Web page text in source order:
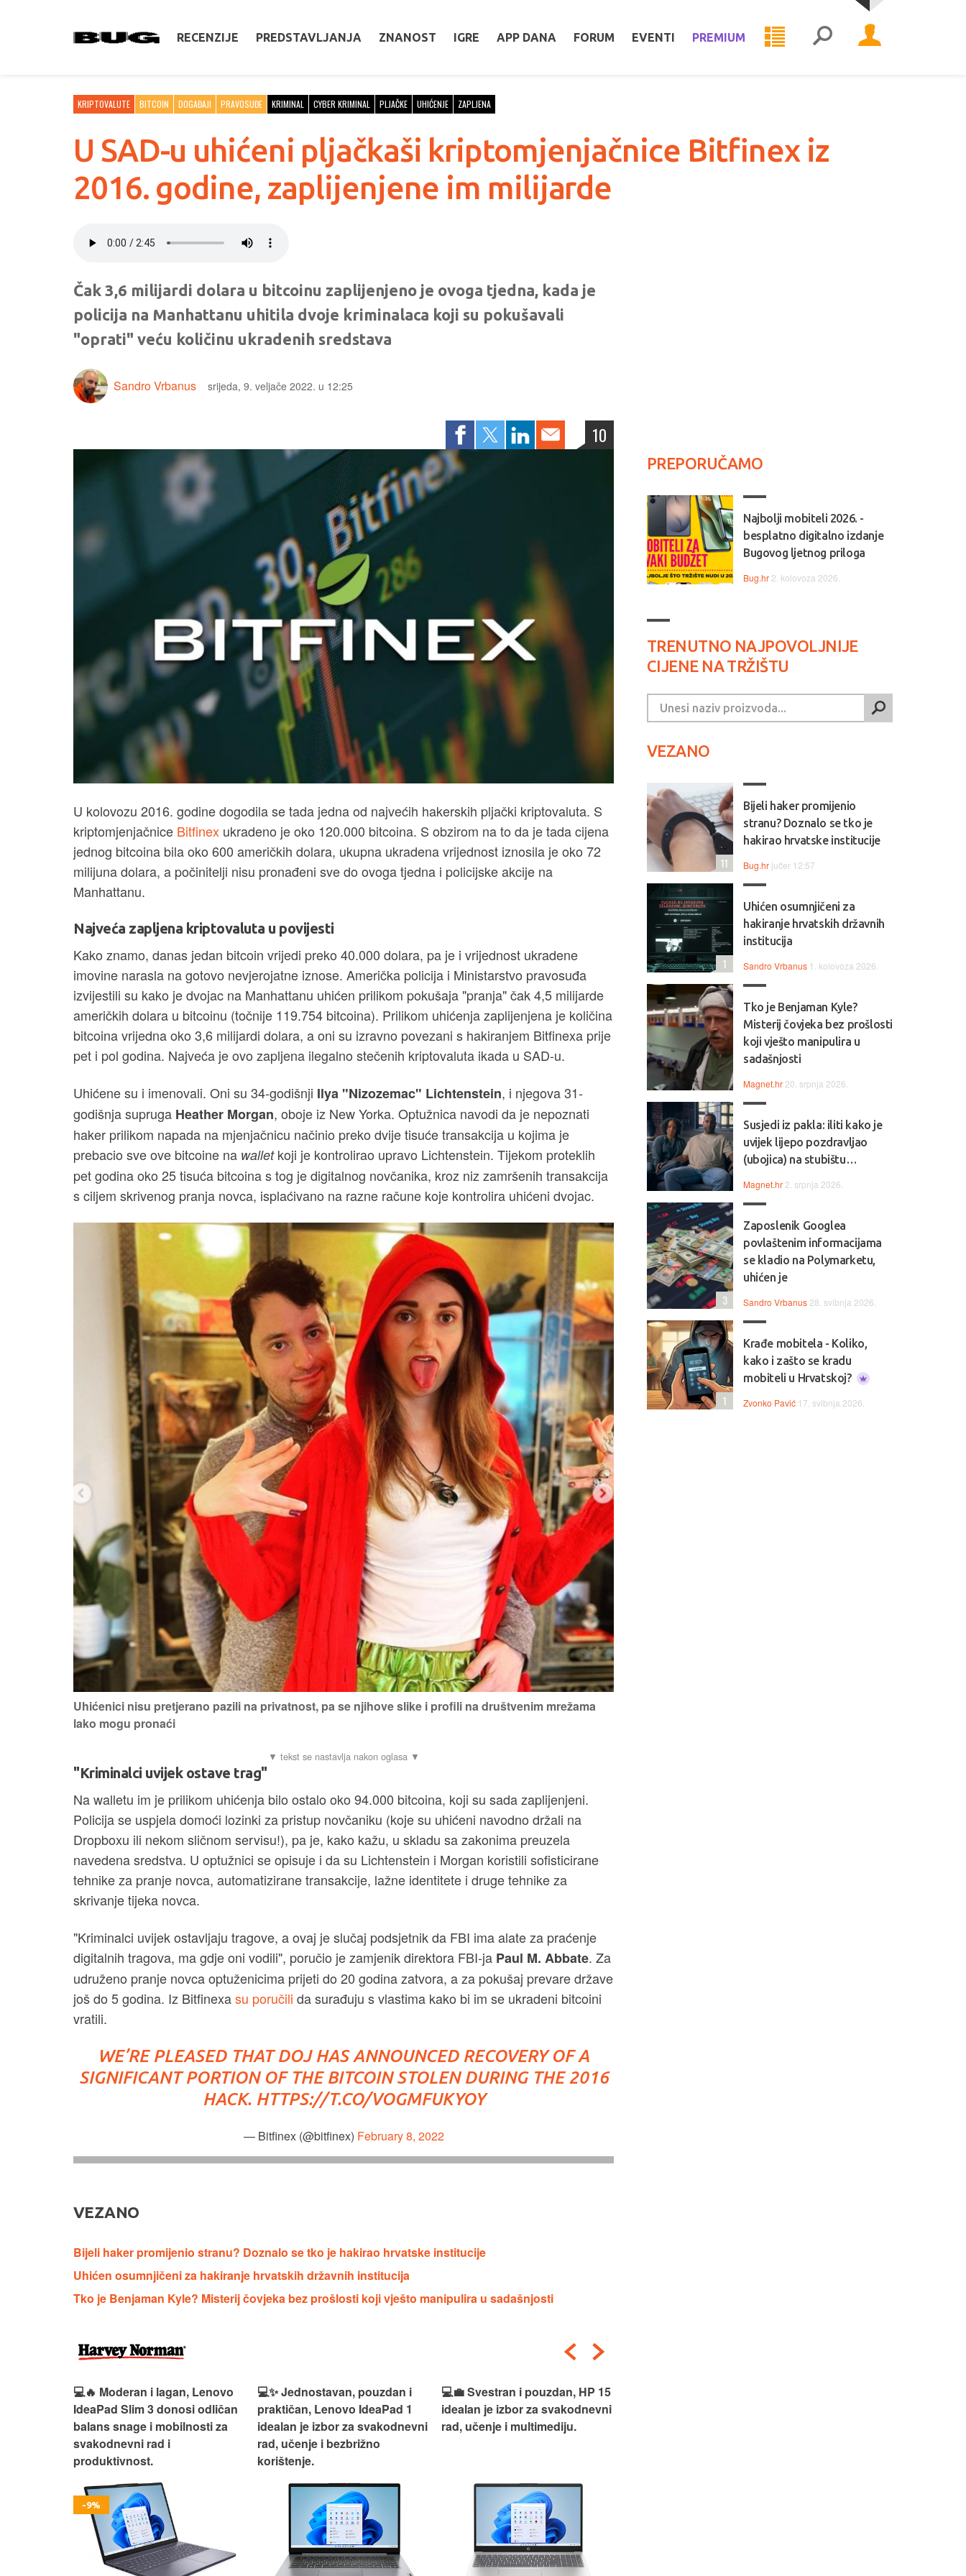
RECENZIJE PREDSTAVLJANJA ZNANOST IGRE APP DANA FORUM EVENTI PREMIUM
KRIPTOVALUTE BITCOIN DOGAĐAJI PRAVOSUĐE KRIMINAL CYBER KRIMINAL PLJAČKE UHIĆENJE ZAPLJENA
U SAD-u uhićeni pljačkaši kriptomjenjačnice Bitfinex iz
2016. godine, zaplijenjene im milijarde
Čak 3,6 milijardi dolara u bitcoinu zaplijenjeno je ovoga tjedna, kada je
policija na Manhattanu uhitila dvoje kriminalaca koji su pokušavali
"oprati" veću količinu ukradenih sredstava
Sandro Vrbanus srijeda, 9. veljače 2022. u 12:25
10
U kolovozu 2016. godine dogodila se tada jedna od najvećih hakerskih pljački kriptovaluta. S
kriptomjenjačnice Bitfinex ukradeno je oko 120.000 bitcoina. S obzirom na to da je tada cijena
jednog bitcoina bila oko 600 američkih dolara, ukupna ukradena vrijednost iznosila je oko 72
milijuna dolara, a počinitelji nisu pronađeni sve do ovoga tjedna i policijske akcije na
Manhattanu.
Najveća zapljena kriptovaluta u povijesti
Kako znamo, danas jedan bitcoin vrijedi preko 40.000 dolara, pa je i vrijednost ukradene
imovine narasla na gotovo nevjerojatne iznose. Američka policija i Ministarstvo pravosuđa
izvijestili su kako je dvojac na Manhattanu uhićen prilikom pokušaja "pranja" čak 4,5 milijarde
američkih dolara u bitcoinu (točnije 119.754 bitcoina). Prilikom uhićenja zaplijenjena je količina
bitcoina vrijedna oko 3,6 milijardi dolara, a oni su izravno povezani s hakiranjem Bitfinexa prije
pet i pol godina. Najveća je ovo zapljena ilegalno stečenih kriptovaluta ikada u SAD-u.
Uhićene su i imenovali. Oni su 34-godišnji Ilya "Nizozemac" Lichtenstein, i njegova 31-
godišnja supruga Heather Morgan, oboje iz New Yorka. Optužnica navodi da je nepoznati
haker prilikom napada na mjenjačnicu načinio preko dvije tisuće transakcija u kojima je
prebacio sve ove bitcoine na walletkoji je kontrolirao upravo Lichtenstein. Tijekom proteklih
pet godina oko 25 tisuća bitcoina s tog je digitalnog novčanika, kroz niz zamršenih transakcija
s ciljem skrivenog pranja novca, isplaćivano na razne račune koje kontrolira uhićeni dvojac.
Uhićenici nisu pretjerano pazili na privatnost, pa se njihove slike i profili na društvenim mrežama
lako mogu pronaći
"Kriminalci uvijek ostave trag"
Na walletu im je prilikom uhićenja bilo ostalo oko 94.000 bitcoina, koji su sada zaplijenjeni.
Policija se uspjela domoći lozinki za pristup novčaniku (koje su uhićeni navodno držali na
Dropboxu ili nekom sličnom servisu!), pa je, kako kažu, u skladu sa zakonima preuzela
navedena sredstva. U optužnici se opisuje i da su Lichtenstein i Morgan koristili sofisticirane
tehnike za pranje novca, automatizirane transakcije, lažne identitete i druge tehnike za
skrivanje tijeka novca.
"Kriminalci uvijek ostavljaju tragove, a ovaj je slučaj podsjetnik da FBI ima alate za praćenje
digitalnih tragova, ma gdje oni vodili", poručio je zamjenik direktora FBI-ja Paul M. Abbate. Za
udruženo pranje novca optuženicima prijeti do 20 godina zatvora, a za pokušaj prevare države
još do 5 godina. Iz Bitfinexasu poručili da surađuju s vlastima kako bi im se ukradeni bitcoini
vratili.
WE’RE PLEASED THAT DOJ HAS ANNOUNCED RECOVERY OF A
SIGNIFICANT PORTION OF THE BITCOIN STOLEN DURING THE 2016
HACK. HTTPS://T.CO/VOGMFUKYOY
— Bitfinex (@bitfinex) February 8, 2022
VEZANO
Bijeli haker promijenio stranu? Doznalo se tko je hakirao hrvatske institucije
Uhićen osumnjičeni za hakiranje hrvatskih državnih institucija
Tko je Benjaman Kyle? Misterij čovjeka bez prošlosti koji vješto manipulira u sadašnjosti
💻✨ Jednostavan, pouzdan i
praktičan, Lenovo IdeaPad 1
idealan je izbor za svakodnevni
rad, učenje i bezbrižno
korištenje.
💻💼 Svestran i pouzdan, HP 15
idealan je izbor za svakodnevni
rad, učenje i multimediju.
🎮🚀 Snažan i spreman za
akciju, Acer Nitro V 15 idealan
je izbor za gaming i zahtjevne
PREPORUČAMO
Najbolji mobiteli 2026. -
besplatno digitalno izdanje
Bugovog ljetnog priloga
Bug.hr 2. kolovoza 2026.
TRENUTNO NAJPOVOLJNIJE
CIJENE NA TRŽIŠTU
VEZANO
Bijeli haker promijenio
stranu? Doznalo se tko je
hakirao hrvatske institucije
Bug.hr jučer 12:57
11
Uhićen osumnjičeni za
hakiranje hrvatskih državnih
institucija
Sandro Vrbanus 1. kolovoza 2026.
1
Tko je Benjaman Kyle?
Misterij čovjeka bez prošlosti
koji vješto manipulira u
sadašnjosti
Magnet.hr 20. srpnja 2026.
Susjedi iz pakla: iliti kako je
uvijek lijepo pozdravljao
(ubojica) na stubištu…
Magnet.hr 2. srpnja 2026.
Zaposlenik Googlea
povlaštenim informacijama
se kladio na Polymarketu,
uhićen je
Sandro Vrbanus 28. svibnja 2026.
3
Krađe mobitela - Koliko,
kako i zašto se kradu
mobiteli u Hrvatskoj?
Zvonko Pavić 17. svibnja 2026.
1